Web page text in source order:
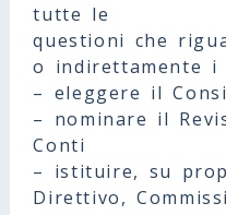
tutte le
questioni che
o indirettamente i
– eleggere il
– nominare il
Conti
– istituire, su
Direttivo,